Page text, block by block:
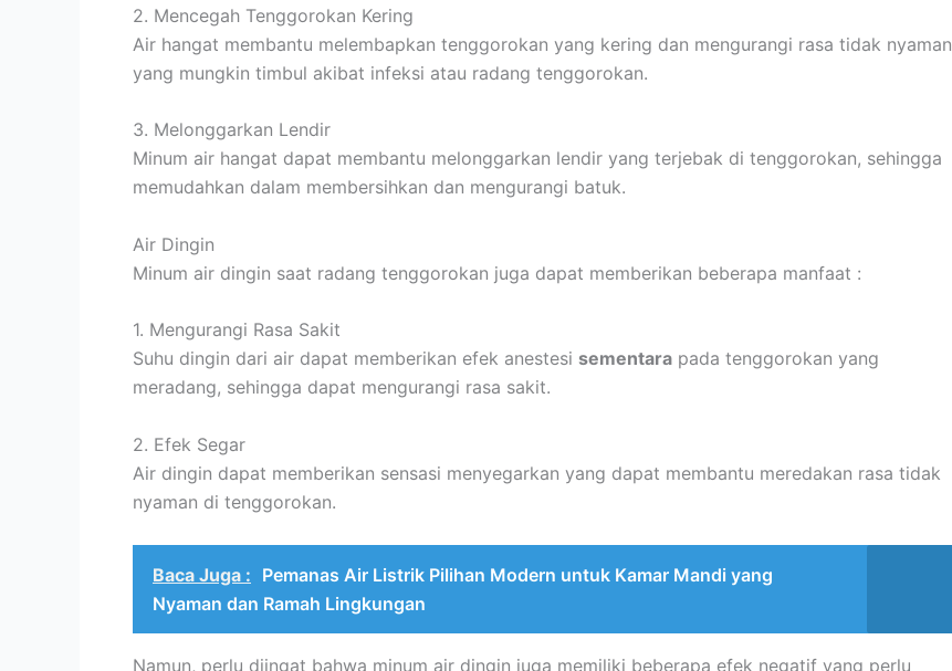
2. Mencegah Tenggorokan Kering
Air hangat membantu melembapkan tenggorokan yang kering dan mengurangi rasa tidak nyaman
yang mungkin timbul akibat infeksi atau radang tenggorokan.
3. Melonggarkan Lendir
Minum air hangat dapat membantu melonggarkan lendir yang terjebak di tenggorokan, sehingga
memudahkan dalam membersihkan dan mengurangi batuk.
Air Dingin
Minum air dingin saat radang tenggorokan juga dapat memberikan beberapa manfaat :
1. Mengurangi Rasa Sakit
Suhu dingin dari air dapat memberikan efek anestesi sementara pada tenggorokan yang
meradang, sehingga dapat mengurangi rasa sakit.
2. Efek Segar
Air dingin dapat memberikan sensasi menyegarkan yang dapat membantu meredakan rasa tidak
nyaman di tenggorokan.
Baca Juga : Pemanas Air Listrik Pilihan Modern untuk Kamar Mandi yang
Nyaman dan Ramah Lingkungan
Namun, perlu diingat bahwa minum air dingin juga memiliki beberapa efek negatif yang perlu